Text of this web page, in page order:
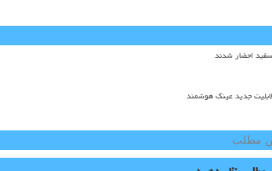
سفید احضار شدند
جدید عینک هوشمند
مطلب